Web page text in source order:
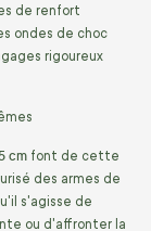
de renfort
ondes de choc
rigoureux
cm font de cette
des armes de
s'agisse de
ou d'affronter la